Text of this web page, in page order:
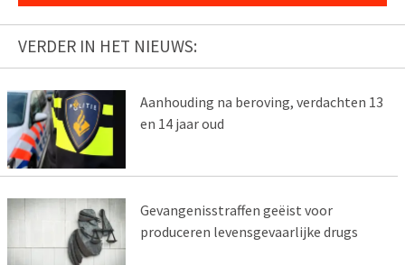
VERDER IN HET NIEUWS:
Aanhouding na beroving, verdachten 13
en 14 jaar oud
Gevangenisstraffen geëist voor
produceren levensgevaarlijke drugs